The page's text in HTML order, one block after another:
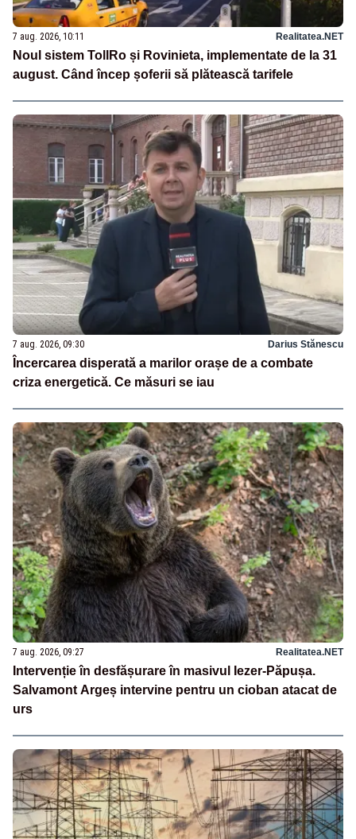
7 aug. 2026, 10:11 Realitatea.NET
Noul sistem TollRo și Rovinieta, implementate de la 31
august. Când încep șoferii să plătească tarifele
7 aug. 2026, 09:30 Darius Stănescu
Încercarea disperată a marilor orașe de a combate
criza energetică. Ce măsuri se iau
7 aug. 2026, 09:27 Realitatea.NET
Intervenție în desfășurare în masivul Iezer-Păpușa.
Salvamont Argeș intervine pentru un cioban atacat de
urs